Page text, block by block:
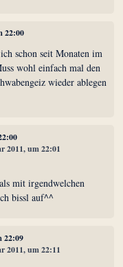
22:00
schon seit Monaten im
wohl einfach mal den
wieder ablegen
2011, um 22:01
mit irgendwelchen
bissl auf^^
22:09
2011, um 22:11